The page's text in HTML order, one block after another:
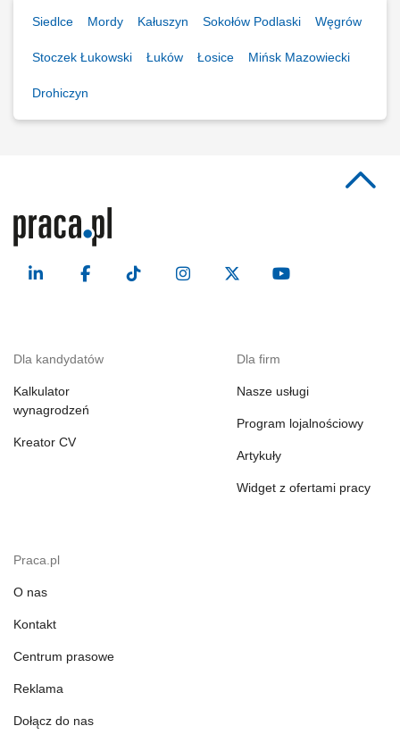
Siedlce Mordy Kałuszyn Sokołów Podlaski Węgrów
Stoczek Łukowski Łuków Łosice Mińsk Mazowiecki
Drohiczyn
Dla kandydatów
Kalkulator
wynagrodzeń
Kreator CV
Dla firm
Nasze usługi
Program lojalnościowy
Artykuły
Widget z ofertami pracy
Praca.pl
O nas
Kontakt
Centrum prasowe
Reklama
Dołącz do nas